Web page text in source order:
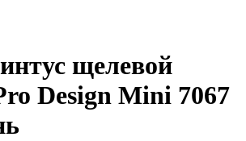
щелевой
Design Mini 7067